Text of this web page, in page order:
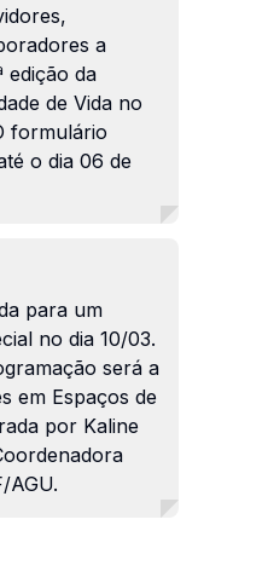
a
edição da
de Vida no
formulário
o dia 06 de
para um
no dia 10/03.
será a
em Espaços de
por Kaline
AGU.